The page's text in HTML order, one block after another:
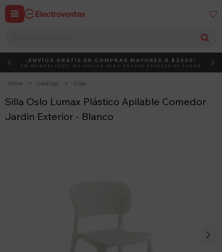
 
DEBUT ACTIVÁ EL CÓDIGO
¡ENVÍOS GRATIS EN COMPRAS MAYORES A $2000!
EN MONTEVIDEO, NO APLICA PARA ENVÍOS EXPRESS NI FLASH
Home Catálogo Sillas
Silla Oslo Lumax Plástico Apilable Comedor
Jardin Exterior - Blanco